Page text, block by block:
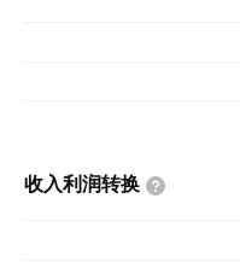
收入利润转换